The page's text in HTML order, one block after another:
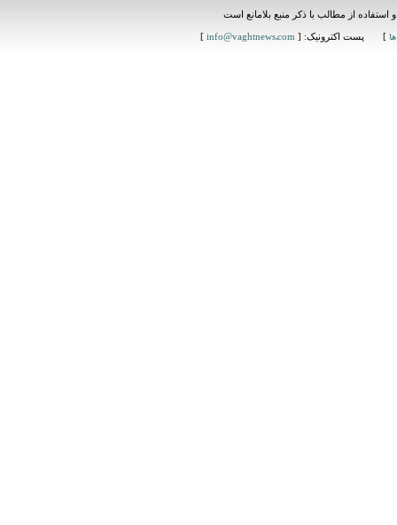
از مطالب با ذکر منبع بلامانع است
] پست اکترونیک: [ info@vaghtnews.com
]